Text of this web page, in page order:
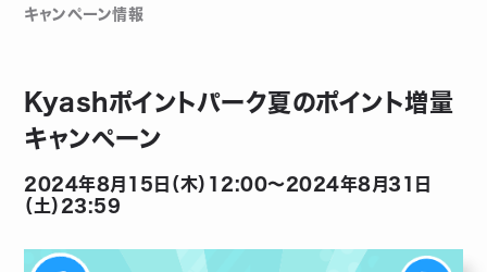
キャンペーン情報
Kyashポイントパーク夏のポイント増量
キャンペーン
2024年8月15日（木）12:00〜2024年8月31日
（土）23:59